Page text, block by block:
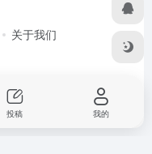
关于我们
投稿 我的